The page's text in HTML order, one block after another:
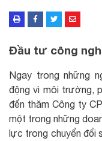
Đầu tư công
Ngay trong những
động vì môi trường,
đến thăm Công ty
một trong những
lực trong chuyển đổi